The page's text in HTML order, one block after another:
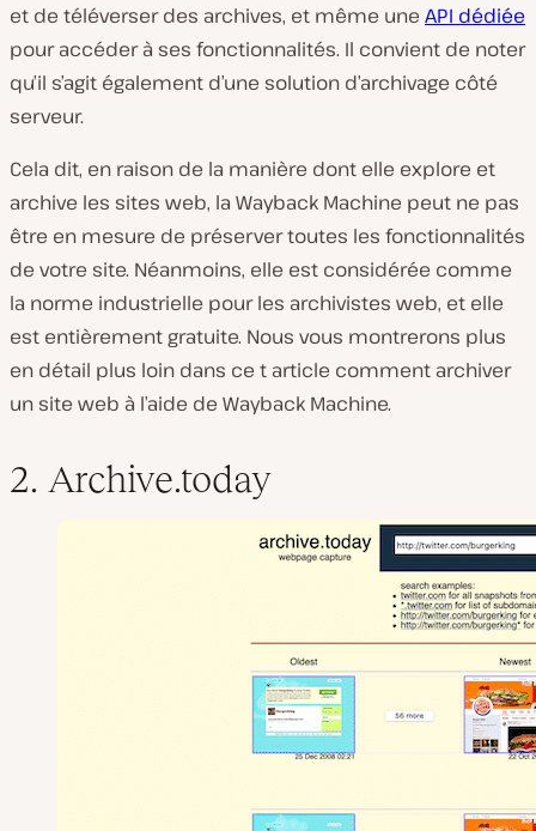
et de téléverser des archives, et même une API dédiée
pour accéder à ses fonctionnalités. Il convient de noter
qu’il s’agit également d’une solution d’archivage côté
serveur.
Cela dit, en raison de la manière dont elle explore et
archive les sites web, la Wayback Machine peut ne pas
être en mesure de préserver toutes les fonctionnalités
de votre site. Néanmoins, elle est considérée comme
la norme industrielle pour les archivistes web, et elle
est entièrement gratuite. Nous vous montrerons plus
en détail plus loin dans ce t article comment archiver
un site web à l’aide de Wayback Machine.
2. Archive.today